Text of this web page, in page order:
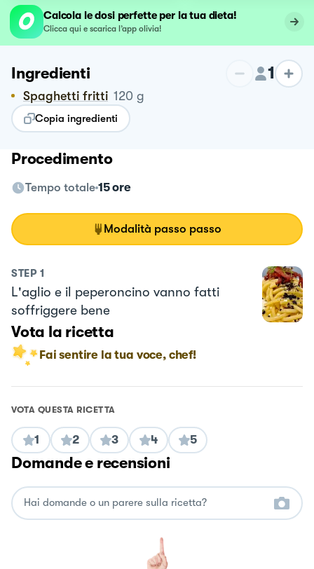
Calcola le dosi perfette per la tua dieta!
Clicca qui e scarica l’app olivia!
Ingredienti 1
Spaghetti fritti 120 g
Copia ingredienti
Procedimento
Tempo totale 15 ore
Modalità passo passo
STEP 1
L'aglio e il peperoncino vanno fatti
soffriggere bene
Vota la ricetta
Fai sentire la tua voce, chef!
VOTA QUESTA RICETTA
1 2 3 4 5
Domande e recensioni